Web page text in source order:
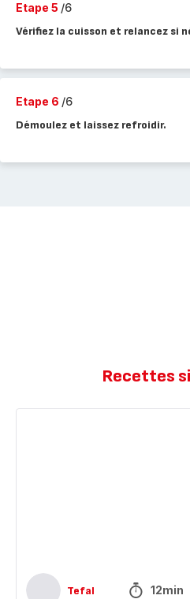
Etape 5 /6
Vérifiez la cuisson et relancez si
Etape 6 /6
Démoulez et laissez refroidir.
Recettes
Tefal 12min